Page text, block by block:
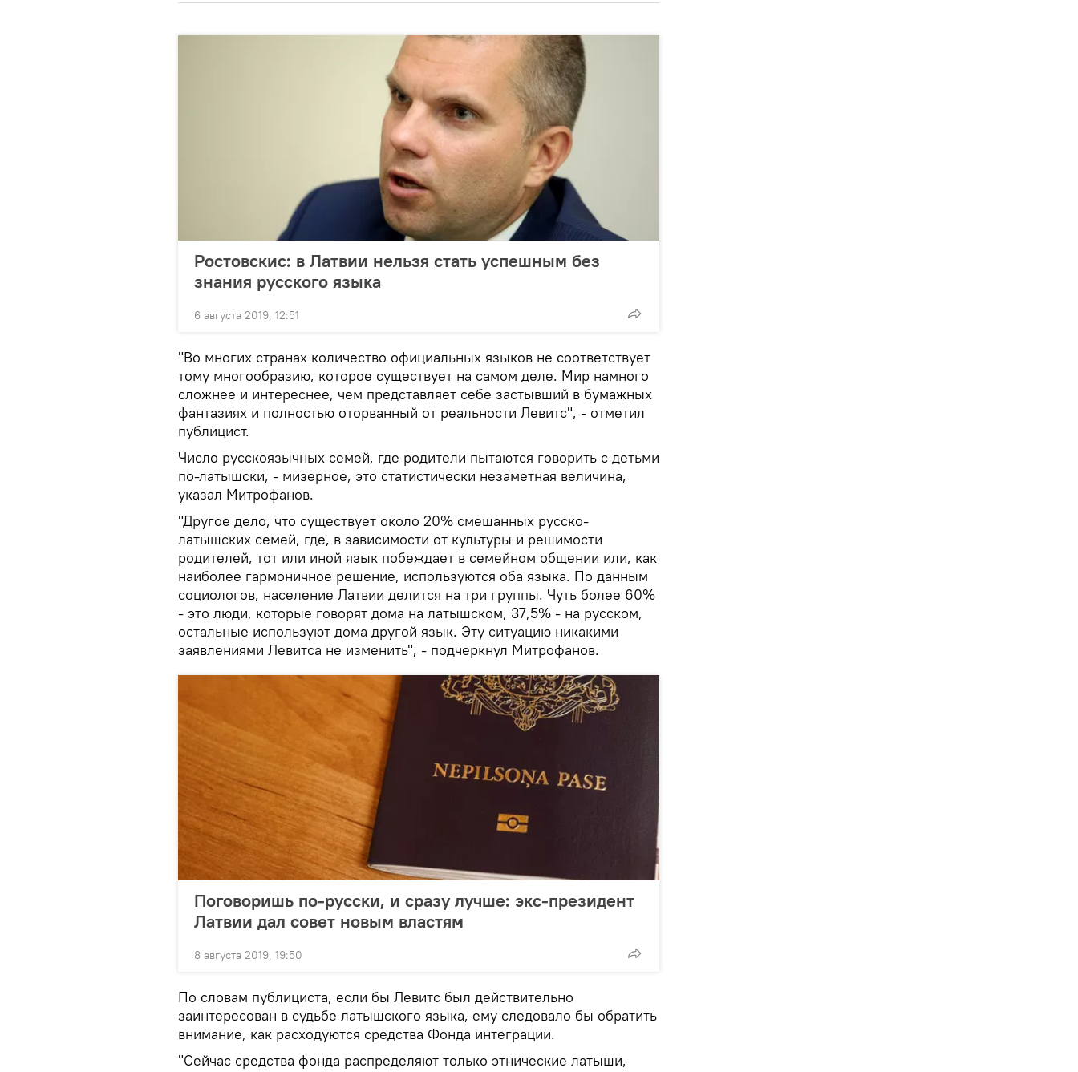
Ростовскис: в Латвии нельзя стать успешным без
знания русского языка
6 августа 2019, 12:51
"Во многих странах количество официальных языков не соответствует
тому многообразию, которое существует на самом деле. Мир намного
сложнее и интереснее, чем представляет себе застывший в бумажных
фантазиях и полностью оторванный от реальности Левитс", - отметил
публицист.
Число русскоязычных семей, где родители пытаются говорить с детьми
по-латышски, - мизерное, это статистически незаметная величина,
указал Митрофанов.
"Другое дело, что существует около 20% смешанных русско-
латышских семей, где, в зависимости от культуры и решимости
родителей, тот или иной язык побеждает в семейном общении или, как
наиболее гармоничное решение, используются оба языка. По данным
социологов, население Латвии делится на три группы. Чуть более 60%
- это люди, которые говорят дома на латышском, 37,5% - на русском,
остальные используют дома другой язык. Эту ситуацию никакими
заявлениями Левитса не изменить", - подчеркнул Митрофанов.
Поговоришь по-русски, и сразу лучше: экс-президент
Латвии дал совет новым властям
8 августа 2019, 19:50
По словам публициста, если бы Левитс был действительно
заинтересован в судьбе латышского языка, ему следовало бы обратить
внимание, как расходуются средства Фонда интеграции.
"Сейчас средства фонда распределяют только этнические латыши,